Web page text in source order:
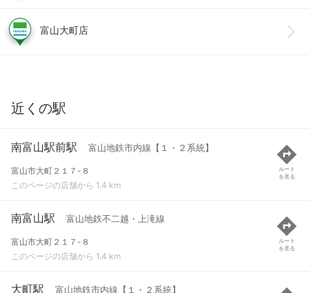
富山大町店
近くの駅
南富山駅前駅 富山地鉄市内線【１・２系統】
富山市大町２１７-８
このページの店舗から 1.4 km
ルート
を見る
南富山駅 富山地鉄不二越・上滝線
富山市大町２１７-８
このページの店舗から 1.4 km
ルート
を見る
大町駅 富山地鉄市内線【１・２系統】